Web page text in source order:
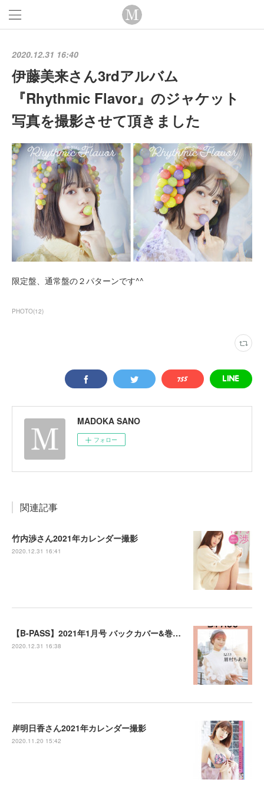
2020.12.31 16:40
伊藤美来さん3rdアルバム
『Rhythmic Flavor』のジャケット
写真を撮影させて頂きました
限定盤、通常盤の２パターンです^^
PHOTO(12)
MADOKA SANO
フォロー
関連記事
竹内渉さん2021年カレンダー撮影
2020.12.31 16:41
【B-PASS】2021年1月号 バックカバー&巻末特集：眉村ちあきさん 付録綴じ込みピンナップ撮影
2020.12.31 16:38
岸明日香さん2021年カレンダー撮影
2020.11.20 15:42